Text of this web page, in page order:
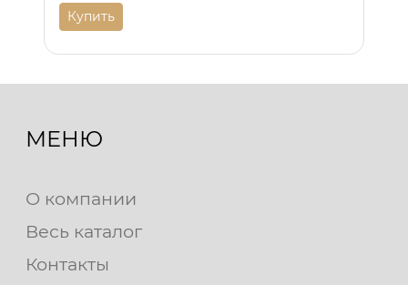
Купить
МЕНЮ
О компании
Весь каталог
Контакты